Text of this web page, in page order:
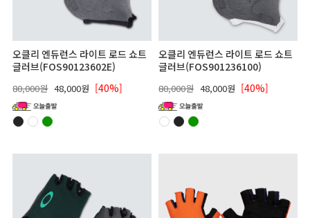
오클리 엔듀런스 라이트 로드 쇼트
글러브(FOS90123602E)
80,000원 48,000원 [40%]
오클리 엔듀런스 라이트 로드 쇼트
글러브(FOS901236100)
80,000원 48,000원 [40%]